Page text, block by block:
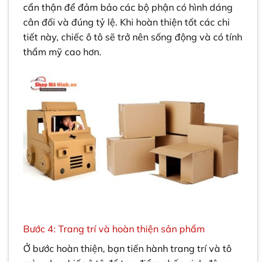
cẩn thận để đảm bảo các bộ phận có hình dáng
cân đối và đúng tỷ lệ. Khi hoàn thiện tốt các chi
tiết này, chiếc ô tô sẽ trở nên sống động và có tính
thẩm mỹ cao hơn.
Bước 4: Trang trí và hoàn thiện sản phẩm
Ở bước hoàn thiện, bạn tiến hành trang trí và tô